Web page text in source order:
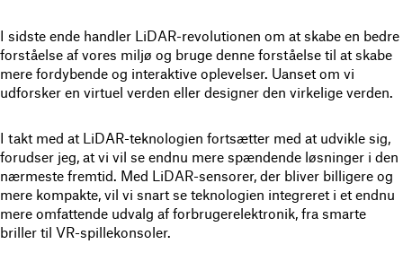
I sidste ende handler LiDAR-revolutionen om at skabe en bedre
forståelse af vores miljø og bruge denne forståelse til at skabe
mere fordybende og interaktive oplevelser. Uanset om vi
udforsker en virtuel verden eller designer den virkelige verden.
I takt med at LiDAR-teknologien fortsætter med at udvikle sig,
forudser jeg, at vi vil se endnu mere spændende løsninger i den
nærmeste fremtid. Med LiDAR-sensorer, der bliver billigere og
mere kompakte, vil vi snart se teknologien integreret i et endnu
mere omfattende udvalg af forbrugerelektronik, fra smarte
briller til VR-spillekonsoler.